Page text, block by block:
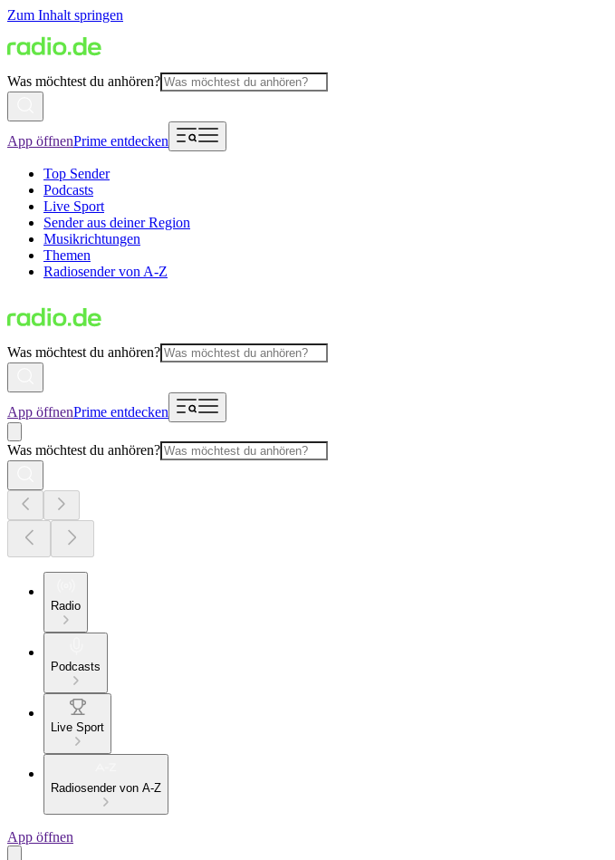
Zum Inhalt springen
Was möchtest du anhören?
App öffnenPrime entdecken
Top Sender
Podcasts
Live Sport
Sender aus deiner Region
Musikrichtungen
Themen
Radiosender von A-Z
Was möchtest du anhören?
App öffnenPrime entdecken
Was möchtest du anhören?
Radio
Podcasts
Live Sport
Radiosender von A-Z
App öffnen